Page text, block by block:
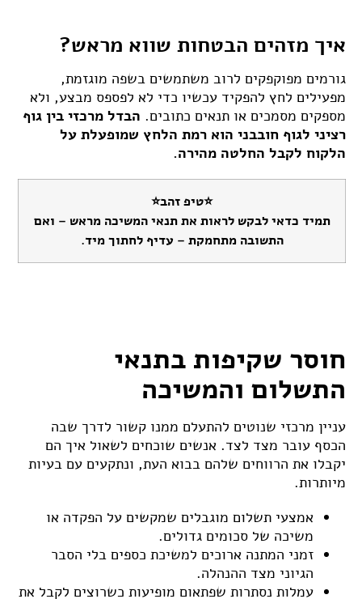
איך מזהים הבטחות שווא מראש?
גורמים מפוקפקים לרוב משתמשים בשפה מוגזמת,
מפעילים לחץ להפקיד עכשיו כדי לא לפספס מבצע, ולא
מספקים מסמכים או תנאים כתובים. הבדל מרכזי בין גוף
רציני לגוף חובבני הוא רמת הלחץ שמופעלת על
הלקוח לקבל החלטה מהירה.
⭐טיפ זהב⭐
תמיד כדאי לבקש לראות את תנאי המשיכה מראש – ואם
התשובה מתחמקת – עדיף לחתוך מיד.
חוסר שקיפות בתנאי
התשלום והמשיכה
עניין מרכזי שנוטים להתעלם ממנו קשור לדרך שבה
הכסף עובר מצד לצד. אנשים שוכחים לשאול איך הם
יקבלו את הרווחים שלהם בבוא העת, ונתקעים עם בעיות
מיותרות.
אמצעי תשלום מוגבלים שמקשים על הפקדה או
משיכה של סכומים גדולים.
זמני המתנה ארוכים למשיכת כספים בלי הסבר
הגיוני מצד ההנהלה.
עמלות נסתרות שפתאום מופיעות כשרוצים לקבל את